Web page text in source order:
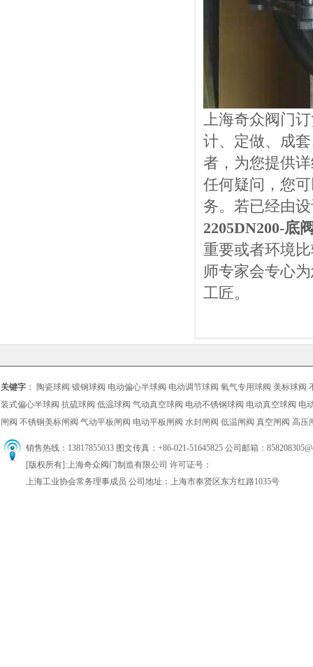
上海奇众阀门
计、定做、成
者，为您提供
任何疑问，您
务。若已经由
2205DN200-底
重要或者环境
师专家会专心
工匠。
关键字 ： 陶瓷球阀 锻钢球阀 电动偏心半球阀 电动调节球阀 氧气专用球阀 美标球阀
装式偏心半球阀 抗硫球阀 低温球阀 气动真空球阀 电动不锈钢球阀 电动真空球阀 电
闸阀 不锈钢美标闸阀 气动平板闸阀 电动平板闸阀 水封闸阀 低温闸阀 真空闸阀 高压
销售热线：13817855033 图文传真：+86-021-51645825 公司邮箱：
[版权所有]:上海奇众阀门制造有限公司 许可证号：
上海工业协会常务理事成员 公司地址：上海市奉贤区东方红路1035号